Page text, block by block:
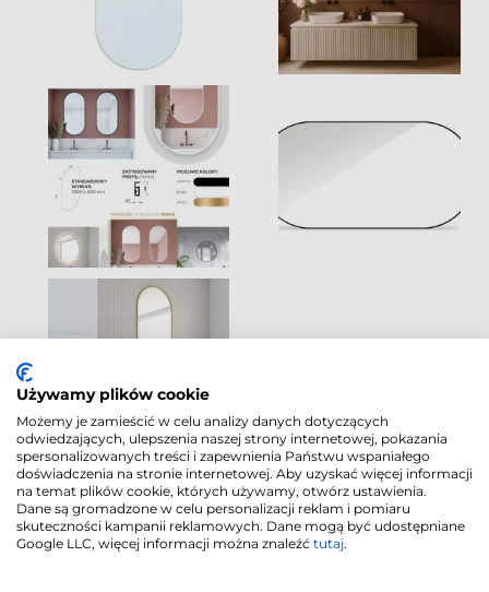
Używamy plików cookie
Możemy je zamieścić w celu analizy danych dotyczących
odwiedzających, ulepszenia naszej strony internetowej, pokazania
spersonalizowanych treści i zapewnienia Państwu wspaniałego
doświadczenia na stronie internetowej. Aby uzyskać więcej informacji
na temat plików cookie, których używamy, otwórz ustawienia.
Dane są gromadzone w celu personalizacji reklam i pomiaru
skuteczności kampanii reklamowych. Dane mogą być udostępniane
Google LLC, więcej informacji można znaleźć tutaj.